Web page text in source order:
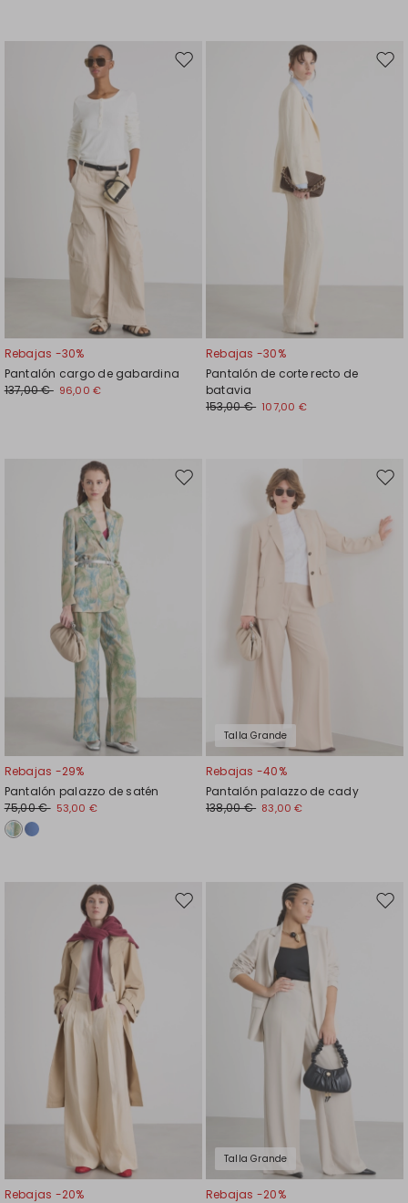
Mover
Rebajas -30%
Pantalón cargo de gabardina
137,00 € 96,00 €
Rebajas -30%
Pantalón de corte recto de
batavia
153,00 € 107,00 €
Mover
Rebajas -29%
Pantalón palazzo de satén
75,00 € 53,00 €
Talla Grande
el
Rebajas -40%
Pantalón palazzo de cady
138,00 € 83,00 €
Mover
Rebajas -20%
Talla Grande
Rebajas -20%